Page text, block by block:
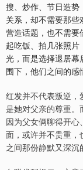
搜、炒作、节日造势
关系，却不需要那
营造话题，也不需
起吃饭、拍几张照
光，而是选择退居
围下，他们之间的感
红发并不代表叛逆
是她对父亲的尊重。
因为父女俩聊得开
面，或许并不贵重
之间那份静默又深沉